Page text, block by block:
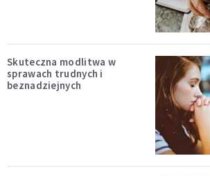
Skuteczna modlitwa w
sprawach trudnych i
beznadziejnych